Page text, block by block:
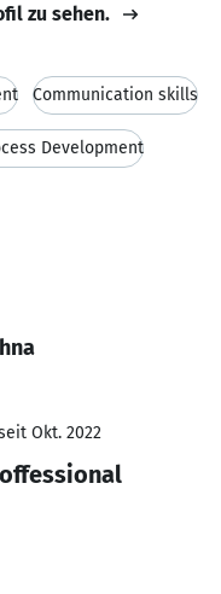
zu sehen.
Communication skills
Development
Okt. 2022